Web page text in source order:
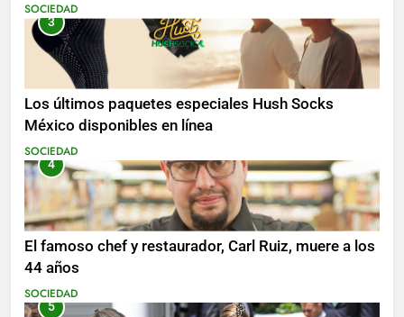
SOCIEDAD
3
Los últimos paquetes especiales Hush Socks
México disponibles en línea
SOCIEDAD
4
El famoso chef y restaurador, Carl Ruiz, muere a los
44 años
SOCIEDAD
5